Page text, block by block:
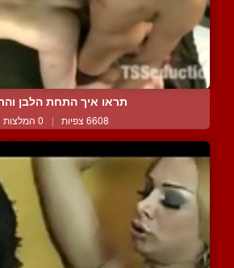
תראו איך התחת הלבן
6608 צפיות | 0 המלצות